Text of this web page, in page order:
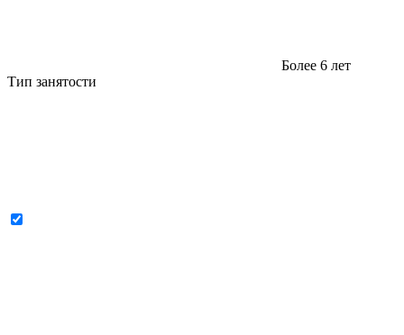
Более 6 лет
Тип занятости